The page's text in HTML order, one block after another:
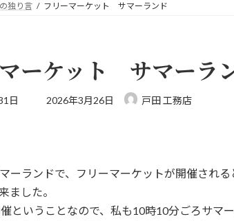
独り言 フリーマーケット サマーランド
ーケット サマーラ
日
最
:
2026年3月26日 戸田 工務店
ーランドで、フリーマーケットが開催される
ました。
ということなので、私も10時10分ごろサマ